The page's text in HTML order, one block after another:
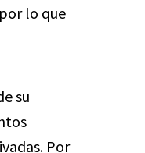
lo que
su
Por